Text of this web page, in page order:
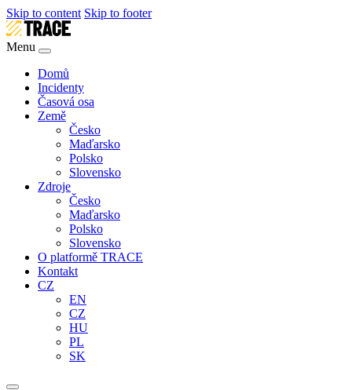
Skip to content Skip to footer
Menu
Domů
Incidenty
Časová osa
Země
Česko
Maďarsko
Polsko
Slovensko
Zdroje
Česko
Maďarsko
Polsko
Slovensko
O platformě TRACE
Kontakt
CZ
EN
CZ
HU
PL
SK